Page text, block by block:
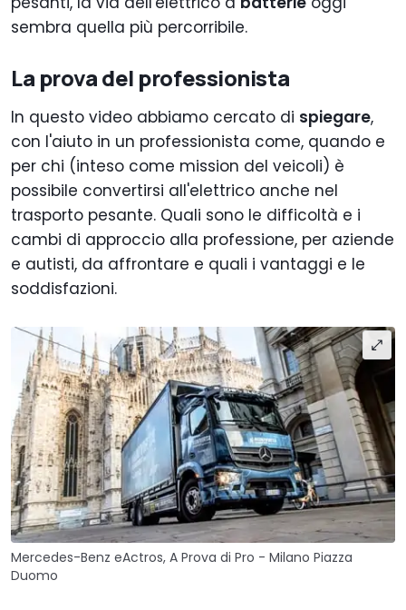
sembra quella più percorribile.
La prova del professionista
In questo video abbiamo cercato di spiegare,
con l'aiuto in un professionista come, quando e
per chi (inteso come mission del veicoli) è
possibile convertirsi all'elettrico anche nel
trasporto pesante. Quali sono le difficoltà e i
cambi di approccio alla professione, per aziende
e autisti, da affrontare e quali i vantaggi e le
soddisfazioni.
Mercedes-Benz eActros, A Prova di Pro - Milano Piazza
Duomo